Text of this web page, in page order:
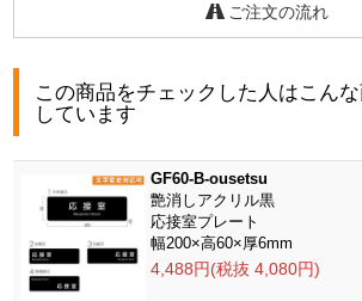
ご注文の流れ
この商品をチェックした人はこん
しています
GF60-B-ousetsu
艶消しアクリル黒
応接室プレート
幅200×高60×厚6mm
4,488円(税抜 4,080円)